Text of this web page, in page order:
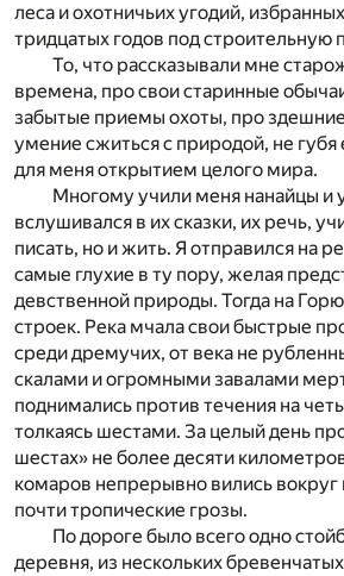
леса и охотничьих угодий,
тридцатых годов под строительную
То, что рассказывали мне
времена, про свои старинные
забытые приемы охоты, про
умение сжиться с природой, не
для меня открытием целого мира.
Многому учили меня нанайцы и
вслушивался в их сказки, их речь,
писать, но и жить. Я отправился на
самые глухие в ту пору, желая
девственной природы. Тогда на
строек. Река мчала свои быстрые
среди дремучих, от века не
скалами и огромными завалами
поднимались против течения на
толкаясь шестами. За целый день
шестах» не более десяти
комаров непрерывно вились вокруг
почти тропические грозы.
По дороге было всего одно
деревня, из нескольких